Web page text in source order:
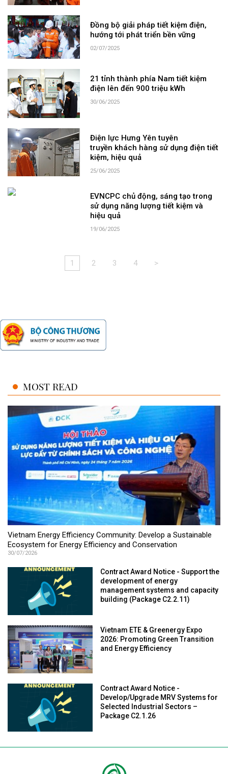
Đồng bộ giải pháp tiết kiệm điện,
hướng tới phát triển bền vững
02/07/2025
21 tỉnh thành phía Nam tiết kiệm
điện lên đến 900 triệu kWh
30/06/2025
Điện lực Hưng Yên tuyên
truyền khách hàng sử dụng điện tiết
kiệm, hiệu quả
25/06/2025
EVNCPC chủ động, sáng tạo trong
sử dụng năng lượng tiết kiệm và
hiệu quả
19/06/2025
1 2 3 4 >
MOST READ
Vietnam Energy Efficiency Community: Develop a Sustainable
Ecosystem for Energy Efficiency and Conservation
30/07/2026
Contract Award Notice - Support the
development of energy
management systems and capacity
building (Package C2.2.11)
Vietnam ETE & Greenergy Expo
2026: Promoting Green Transition
and Energy Efficiency
Contract Award Notice -
Develop/Upgrade MRV Systems for
Selected Industrial Sectors –
Package C2.1.26